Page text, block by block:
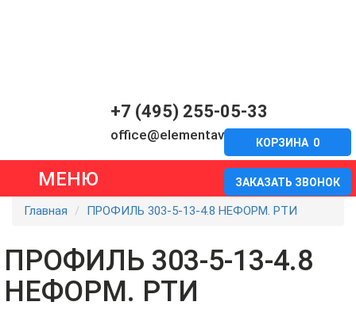
+7 (495) 255-05-33
office@elementavia.ru
ЗАКАЗАТЬ ЗВОНОК
КОРЗИНА 0
МЕНЮ
Главная ПРОФИЛЬ 303-5-13-4.8 НЕФОРМ. РТИ
ПРОФИЛЬ 303-5-13-4.8
НЕФОРМ. РТИ